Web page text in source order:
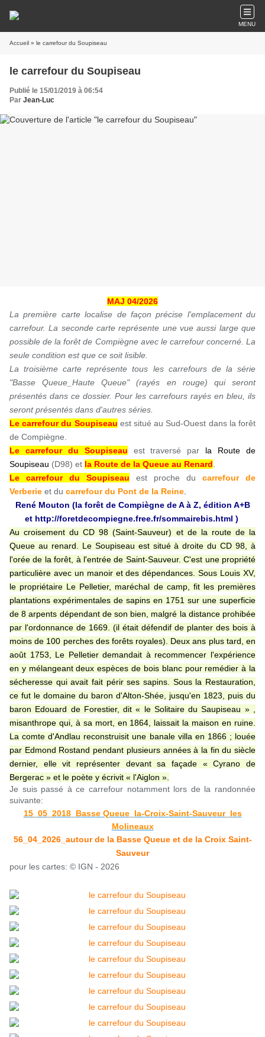
MENU
Accueil » le carrefour du Soupiseau
le carrefour du Soupiseau
Publié le 15/01/2019 à 06:54
Par Jean-Luc
MAJ 04/2026
La première carte localise de façon précise l'emplacement du
carrefour. La seconde carte représente une vue aussi large que
possible de la forêt de Compiègne avec le carrefour concerné. La
seule condition est que ce soit lisible.
La troisième carte représente tous les carrefours de la série
"Basse Queue_Haute Queue" (rayés en rouge) qui seront
présentés dans ce dossier. Pour les carrefours rayés en bleu, ils
seront présentés dans d'autres séries.
Le carrefour du Soupiseau est situé au Sud-Ouest dans la forêt
de Compiègne.
Le carrefour du Soupiseau est traversé par la Route de
Soupiseau (D98) et la Route de la Queue au Renard
Le carrefour du Soupiseau est proche du carrefour de
Verberie et du carrefour du Pont de la Reine
René Mouton (la forêt de Compiègne de A à Z, édition A+B
et http://foretdecompiegne.free.fr/sommairebis.html )
Au croisement du CD 98 (Saint-Sauveur) et de la route de la
Queue au renard. Le Soupiseau est situé à droite du CD 98, à
l'orée de la forêt, à l'entrée de Saint-Sauveur. C'est une propriété
particulière avec un manoir et des dépendances. Sous Louis XV,
le propriétaire Le Pelletier, maréchal de camp, fit les premières
plantations expérimentales de sapins en 1751 sur une superficie
de 8 arpents dépendant de son bien, malgré la distance prohibée
par l'ordonnance de 1669. (il était défendif de planter des bois à
moins de 100 perches des forêts royales). Deux ans plus tard, en
août 1753, Le Pelletier demandait à recommencer l'expérience
en y mélangeant deux espèces de bois blanc pour remédier à la
sécheresse qui avait fait périr ses sapins. Sous la Restauration,
ce fut le domaine du baron d'Alton-Shée, jusqu'en 1823, puis du
baron Edouard de Forestier, dit « le Solitaire du Saupiseau » ,
misanthrope qui, à sa mort, en 1864, laissait la maison en ruine.
La comte d'Andlau reconstruisit une banale villa en 1866 ; louée
par Edmond Rostand pendant plusieurs années à la fin du siècle
dernier, elle vit représenter devant sa façade « Cyrano de
Bergerac » et le poète y écrivit « l'Aiglon ».
Je suis passé à ce carrefour notamment lors de la randonnée
suivante:
15_05_2018_Basse Queue_la-Croix-Saint-Sauveur_les
Molineaux
56_04_2026_autour de la Basse Queue et de la Croix Saint-
Sauveur
pour les cartes: © IGN - 2026